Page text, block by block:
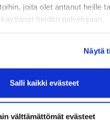
joita olet antanut heille
heidän palvelujaan.
Näytä
Salli kaikki evästeet
välttämättömät evästeet
itselleen ja edes
suorittanut R&A:n
St. Andrewsissa
myös tuomarina ja
Golfliiton järjestämissä
viimeistään 7.4. klo 15:00